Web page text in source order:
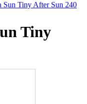
Sun Tiny After Sun 240
Tiny